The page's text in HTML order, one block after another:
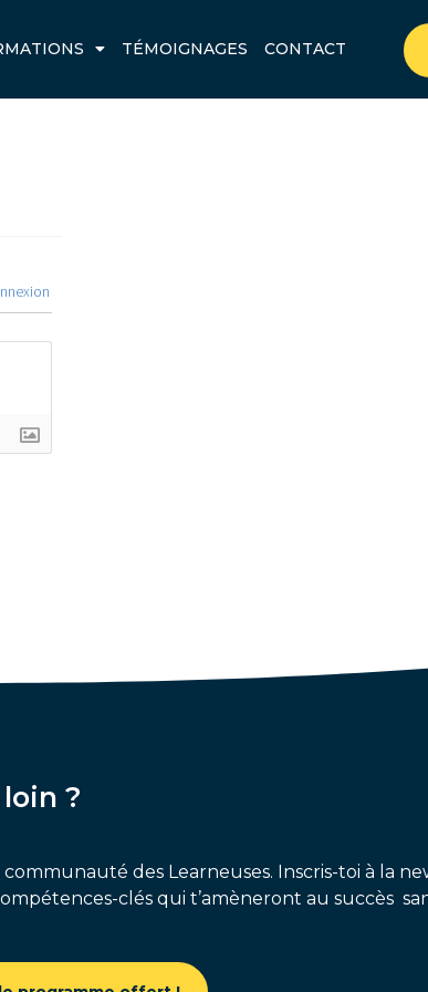
TÉMOIGNAGES CONTACT
?
des Learneuses. Inscris-toi à la
clés qui t’amèneront au succès